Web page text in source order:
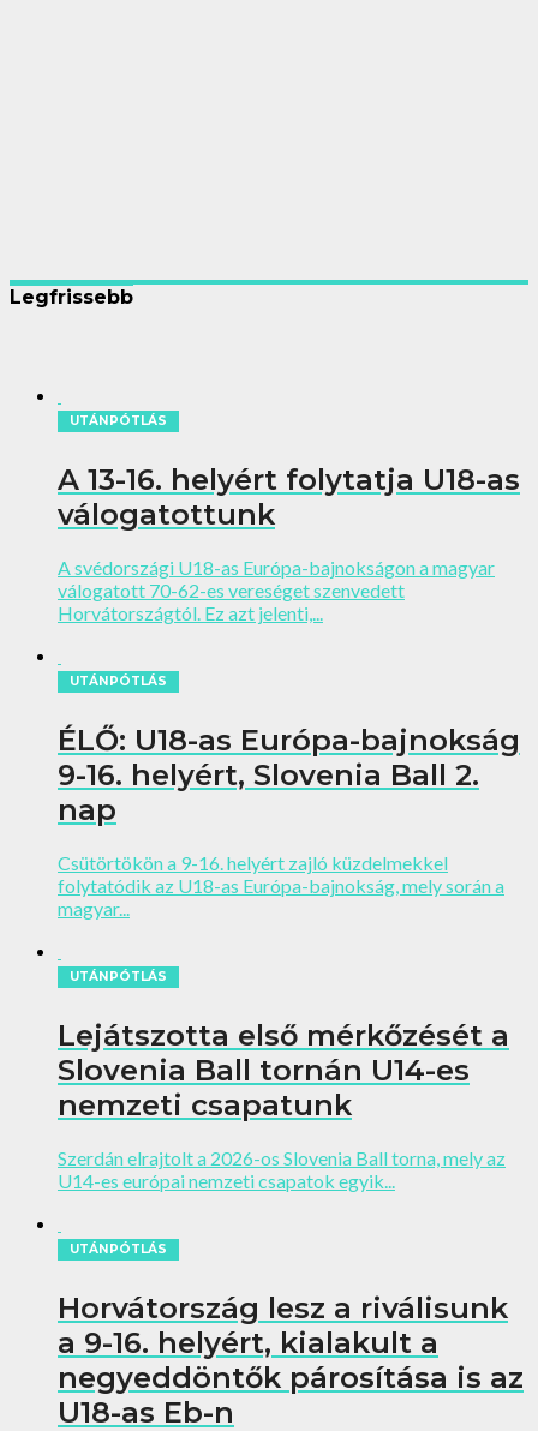
Legfrissebb
UTÁNPÓTLÁS
A 13-16. helyért folytatja U18-as
válogatottunk
A svédországi U18-as Európa-bajnokságon a magyar
válogatott 70-62-es vereséget szenvedett
Horvátországtól. Ez azt jelenti,...
UTÁNPÓTLÁS
ÉLŐ: U18-as Európa-bajnokság
9-16. helyért, Slovenia Ball 2.
nap
Csütörtökön a 9-16. helyért zajló küzdelmekkel
folytatódik az U18-as Európa-bajnokság, mely során a
magyar...
UTÁNPÓTLÁS
Lejátszotta első mérkőzését a
Slovenia Ball tornán U14-es
nemzeti csapatunk
Szerdán elrajtolt a 2026-os Slovenia Ball torna, mely az
U14-es európai nemzeti csapatok egyik...
UTÁNPÓTLÁS
Horvátország lesz a riválisunk
a 9-16. helyért, kialakult a
negyeddöntők párosítása is az
U18-as Eb-n